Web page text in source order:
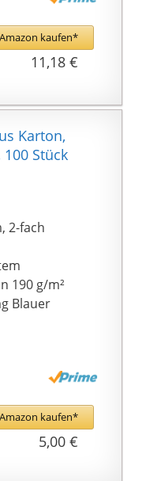
für
Büro.
kaufen*
11,18 €
Karton,
Stück
2-fach
190 g/m²
Blauer
kaufen*
5,00 €